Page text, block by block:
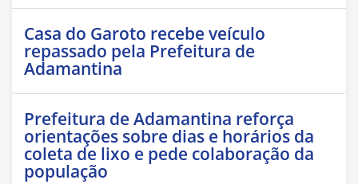
Casa do Garoto recebe veículo
repassado pela Prefeitura de
Adamantina
Prefeitura de Adamantina reforça
orientações sobre dias e horários da
coleta de lixo e pede colaboração da
população